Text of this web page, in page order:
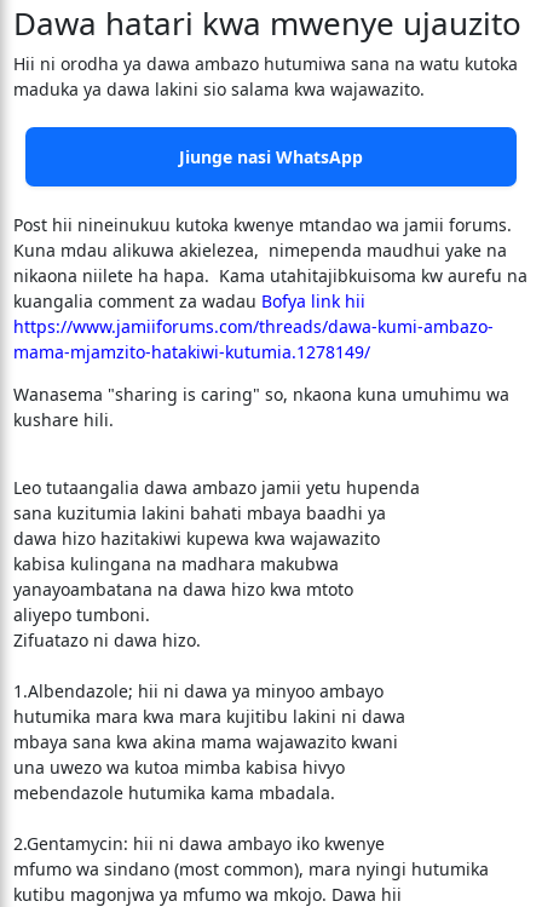
Dawa hatari kwa mwenye ujauzito
Hii ni orodha ya dawa ambazo hutumiwa sana na watu kutoka
maduka ya dawa lakini sio salama kwa wajawazito.
Jiunge nasi WhatsApp
Post hii nineinukuu kutoka kwenye mtandao wa jamii forums.
Kuna mdau alikuwa akielezea, nimependa maudhui yake na
nikaona niilete ha hapa. Kama utahitajibkuisoma kw aurefu na
kuangalia comment za wadau Bofya link hii
https://www.jamiiforums.com/threads/dawa-kumi-ambazo-
mama-mjamzito-hatakiwi-kutumia.1278149/
Wanasema "sharing is caring" so, nkaona kuna umuhimu wa
kushare hili.
Leo tutaangalia dawa ambazo jamii yetu hupenda
sana kuzitumia lakini bahati mbaya baadhi ya
dawa hizo hazitakiwi kupewa kwa wajawazito
kabisa kulingana na madhara makubwa
yanayoambatana na dawa hizo kwa mtoto
aliyepo tumboni.
Zifuatazo ni dawa hizo.
1.Albendazole; hii ni dawa ya minyoo ambayo
hutumika mara kwa mara kujitibu lakini ni dawa
mbaya sana kwa akina mama wajawazito kwani
una uwezo wa kutoa mimba kabisa hivyo
mebendazole hutumika kama mbadala.
2.Gentamycin: hii ni dawa ambayo iko kwenye
mfumo wa sindano (most common), mara nyingi hutumika
kutibu magonjwa ya mfumo wa mkojo. Dawa hii